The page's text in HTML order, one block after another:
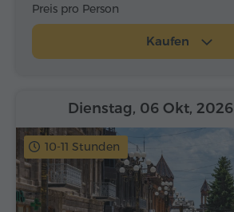
Preis pro Person
Kaufen
10-11 Stunden
Dienstag, 06 Okt, 2026